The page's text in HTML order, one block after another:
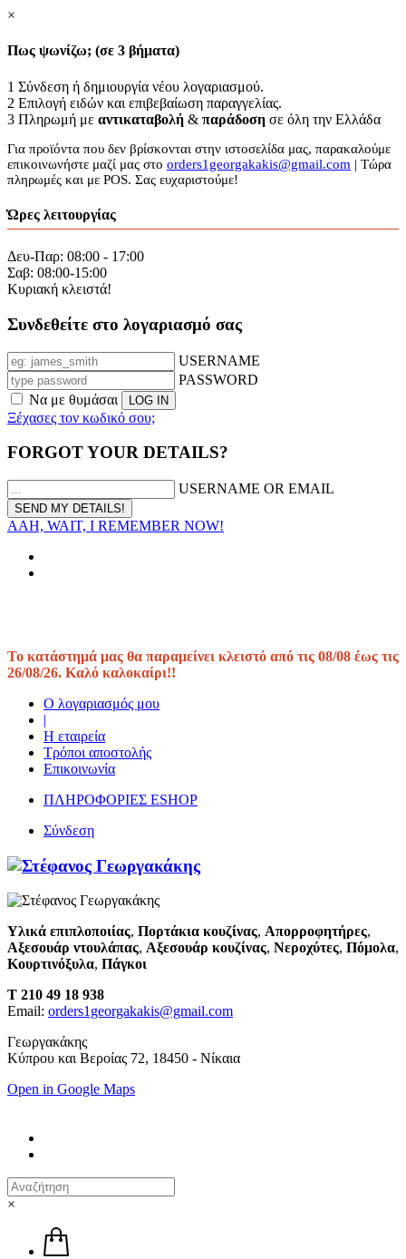
×
Πως ψωνίζω; (σε 3 βήματα)
1 Σύνδεση ή δημιουργία νέου λογαριασμού.
2 Επιλογή ειδών και επιβεβαίωση παραγγελίας.
3 Πληρωμή με αντικαταβολή & παράδοση σε όλη την Ελλάδα
Για προϊόντα που δεν βρίσκονται στην ιστοσελίδα μας, παρακαλούμε
επικοινωνήστε μαζί μας στο orders1georgakakis@gmail.com | Τώρα
πληρωμές και με POS. Σας ευχαριστούμε!
Ώρες λειτουργίας
Δευ-Παρ: 08:00 - 17:00
Σαβ: 08:00-15:00
Κυριακή κλειστά!
Συνδεθείτε στο λογαριασμό σας
USERNAME
PASSWORD
Να με θυμάσαι
Ξέχασες τον κωδικό σου;
FORGOT YOUR DETAILS?
USERNAME OR EMAIL
AAH, WAIT, I REMEMBER NOW!
Το κατάστημά μας θα παραμείνει κλειστό από τις 08/08 έως τις
26/08/26. Καλό καλοκαίρι!!
Ο λογαριασμός μου
|
Η εταιρεία
Τρόποι αποστολής
Επικοινωνία
ΠΛΗΡΟΦΟΡΙΕΣ ESHOP
Σύνδεση
Υλικά επιπλοποιίας, Πορτάκια κουζίνας, Απορροφητήρες,
Αξεσουάρ ντουλάπας, Αξεσουάρ κουζίνας, Νεροχύτες, Πόμολα,
Κουρτινόξυλα, Πάγκοι
T 210 49 18 938
Email: orders1georgakakis@gmail.com
Γεωργακάκης
Κύπρου και Βεροίας 72, 18450 - Νίκαια
Open in Google Maps
×